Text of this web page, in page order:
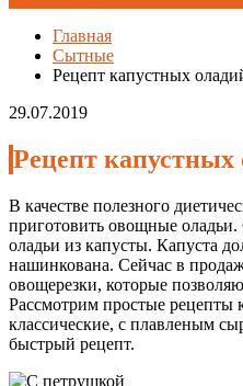
Главная
Сытные
Рецепт капустных
29.07.2019
Рецепт капустных
В качестве полезного
приготовить овощные
оладьи из капусты. Капуста
нашинкована. Сейчас в
овощерезки, которые
Рассмотрим простые рецепты
классические, с плавленым
быстрый рецепт.